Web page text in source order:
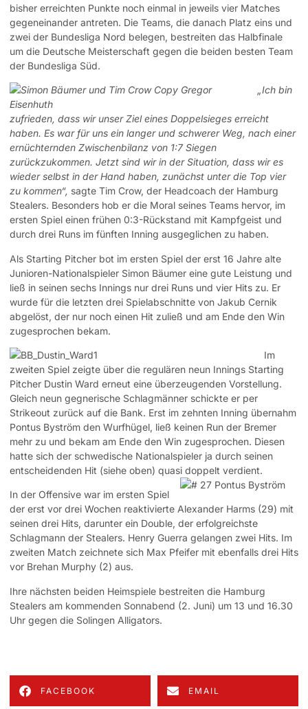
bisher erreichten Punkte noch einmal in jeweils vier Matches
gegeneinander antreten. Die Teams, die danach Platz eins und
zwei der Bundesliga Nord belegen, bestreiten das Halbfinale
um die Deutsche Meisterschaft gegen die beiden besten Team
der Bundesliga Süd.
„Ich bin
zufrieden, dass wir unser Ziel eines Doppelsieges erreicht
haben. Es war für uns ein langer und schwerer Weg, nach einer
ernüchternden Zwischenbilanz von 1:7 Siegen
zurückzukommen. Jetzt sind wir in der Situation, dass wir es
wieder selbst in der Hand haben, zunächst unter die Top vier
zu kommen“, sagte Tim Crow, der Headcoach der Hamburg
Stealers. Besonders hob er die Moral seines Teams hervor, im
ersten Spiel einen frühen 0:3-Rückstand mit Kampfgeist und
durch drei Runs im fünften Inning ausgeglichen zu haben.
Als Starting Pitcher bot im ersten Spiel der erst 16 Jahre alte
Junioren-Nationalspieler Simon Bäumer eine gute Leistung und
ließ in seinen sechs Innings nur drei Runs und vier Hits zu. Er
wurde für die letzten drei Spielabschnitte von Jakub Cernik
abgelöst, der nur noch einen Hit zuließ und am Ende den Win
zugesprochen bekam.
Im
zweiten Spiel zeigte über die regulären neun Innings Starting
Pitcher Dustin Ward erneut eine überzeugenden Vorstellung.
Gleich neun gegnerische Schlagmänner schickte er per
Strikeout zurück auf die Bank. Erst im zehnten Inning übernahm
Pontus Byström den Wurfhügel, ließ keinen Run der Bremer
mehr zu und bekam am Ende den Win zugesprochen. Diesen
hatte sich der schwedische Nationalspieler ja durch seinen
entscheidenden Hit (siehe oben) quasi doppelt verdient.
In der Offensive war im ersten Spiel
der erst vor drei Wochen reaktivierte Alexander Harms (29) mit
seinen drei Hits, darunter ein Double, der erfolgreichste
Schlagmann der Stealers. Henry Guerra gelangen zwei Hits. Im
zweiten Match zeichnete sich Max Pfeifer mit ebenfalls drei Hits
vor Brehan Murphy (2) aus.
Ihre nächsten beiden Heimspiele bestreiten die Hamburg
Stealers am kommenden Sonnabend (2. Juni) um 13 und 16.30
Uhr gegen die Solingen Alligators.
FACEBOOK EMAIL